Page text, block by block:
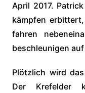
April 2017.
kämpfen
fahren
beschleunigen
Plötzlich wird
Der Krefelder